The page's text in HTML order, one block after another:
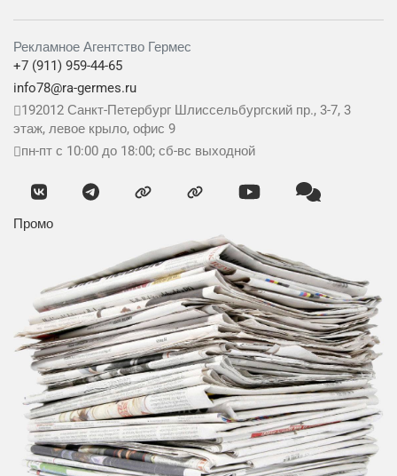
Рекламное Агентство Гермес
+7 (911) 959-44-65
info78@ra-germes.ru
192012 Санкт-Петербург Шлиссельбургский пр., 3-7, 3
этаж, левое крыло, офис 9
пн-пт с 10:00 до 18:00; сб-вс выходной
Промо